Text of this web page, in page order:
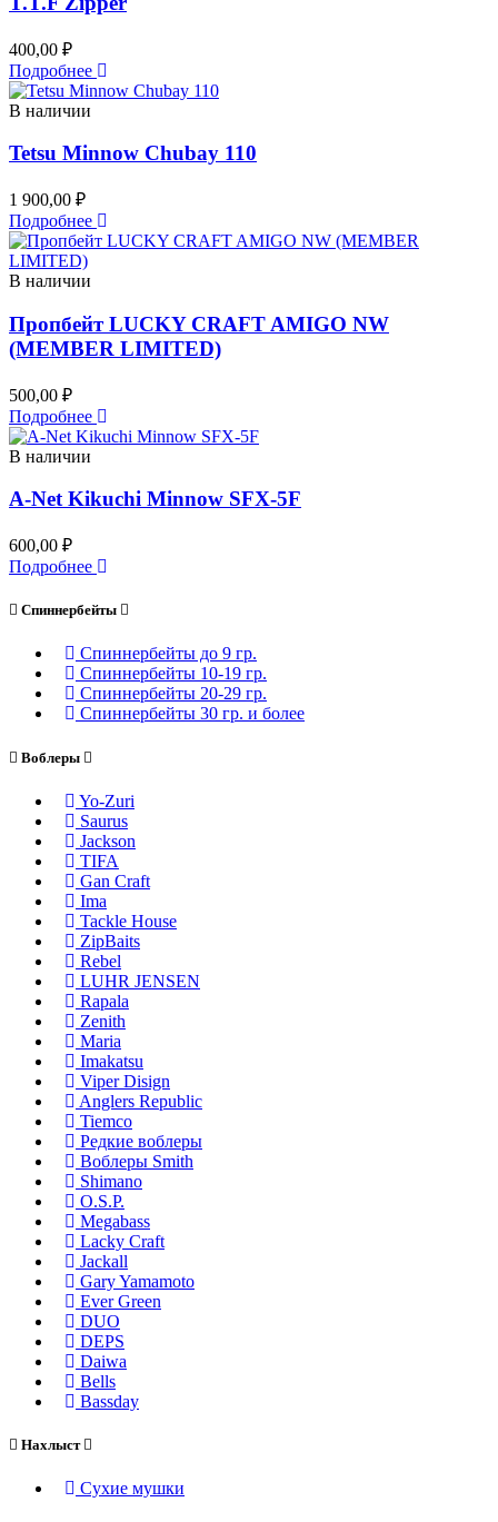
400,00 ₽
Подробнее
В наличии
Tetsu Minnow Chubay 110
1 900,00 ₽
Подробнее
В наличии
Пропбейт LUCKY CRAFT AMIGO NW
(MEMBER LIMITED)
500,00 ₽
Подробнее
В наличии
A-Net Kikuchi Minnow SFX-5F
600,00 ₽
Подробнее
Спиннербейты
Спиннербейты до 9 гр.
Спиннербейты 10-19 гр.
Спиннербейты 20-29 гр.
Спиннербeйты 30 гр. и более
Воблеры
Yo-Zuri
Saurus
Jackson
TIFA
Gan Craft
Ima
Tackle House
ZipBaits
Rebel
LUHR JENSEN
Rapala
Zenith
Maria
Imakatsu
Viper Disign
Anglers Republic
Tiemco
Редкие воблеры
Воблеры Smith
Shimano
O.S.P.
Megabass
Lacky Craft
Jackall
Gary Yamamoto
Ever Green
DUO
DEPS
Daiwa
Bells
Bassday
Нахлыст
Сухие мушки